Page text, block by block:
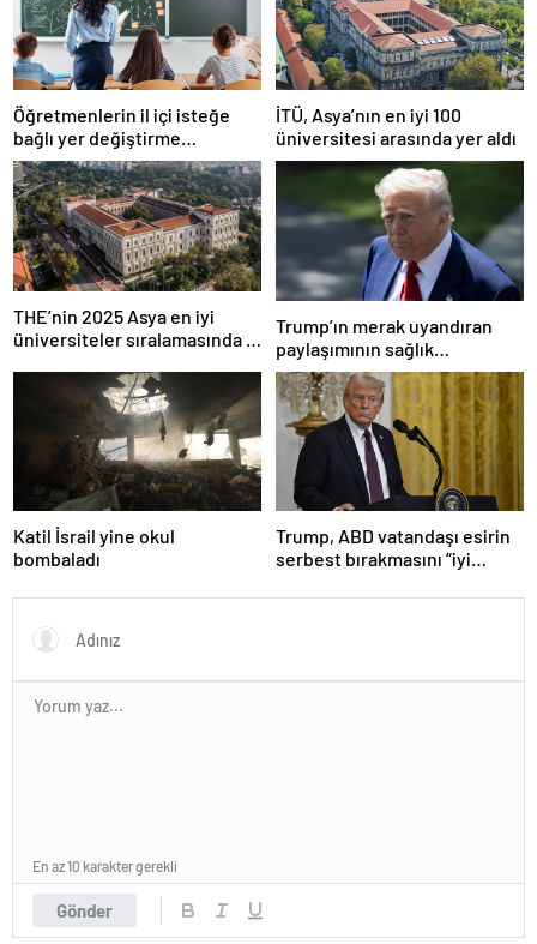
Öğretmenlerin il içi isteğe
bağlı yer değiştirme
başvuruları ne zaman?
İTÜ, Asya’nın en iyi 100
üniversitesi arasında yer aldı
THE’nin 2025 Asya en iyi
üniversiteler sıralamasında 4
Trump’ın merak uyandıran
paylaşımının sağlık
sistemiyle ilgili kararname
olduğu anlaşıldı
Katil İsrail yine okul
bombaladı
Trump, ABD vatandaşı esirin
serbest bırakmasını “iyi
olarak değerlendirdi
Gönder
En az 10 karakter gerekli